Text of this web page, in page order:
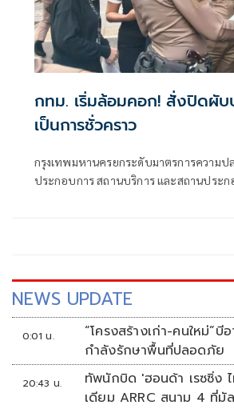
กทม. เริ่มล้อมคอก! สั่งปิดผับ
เป็นการชั่วคราว
กรุงเทพมหานครยกระดับมาตรการความป
ประกอบการ สถานบริการ และสถานประ
NEWS UPDATE
0:01 น.
“โครงสร้างเก่า-คนใหม่”บีอาร์เอ็
กำลังรักษาพื้นที่ปลอดภัย
20:43 น.
ทัพนักบิด 'ฮอนด้า เรซซิ่ง
เดียม ARRC สนาม 4 ที่มั